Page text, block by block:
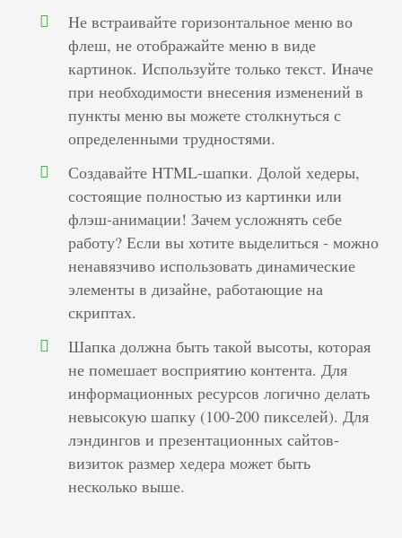
Не встраивайте горизонтальное меню во
флеш, не отображайте меню в виде
картинок. Используйте только текст. Иначе
при необходимости внесения изменений в
пункты меню вы можете столкнуться с
определенными трудностями.
Создавайте HTML-шапки. Долой хедеры,
состоящие полностью из картинки или
флэш-анимации! Зачем усложнять себе
работу? Если вы хотите выделиться - можно
ненавязчиво использовать динамические
элементы в дизайне, работающие на
скриптах.
Шапка должна быть такой высоты, которая
не помешает восприятию контента. Для
информационных ресурсов логично делать
невысокую шапку (100-200 пикселей). Для
лэндингов и презентационных сайтов-
визиток размер хедера может быть
несколько выше.